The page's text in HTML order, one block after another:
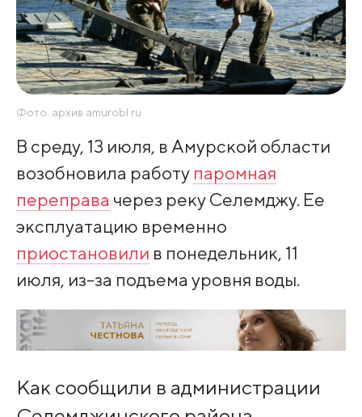
Фото: архив amurobl.ru
В среду, 13 июля, в Амурской области
возобновила работу паромная
переправа через реку Селемджу. Ее
эксплуатацию временно
приостановили в понедельник, 11
июля, из-за подъема уровня воды.
Как сообщили в администрации